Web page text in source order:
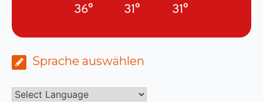
36° 31° 31°
Sprache auswählen